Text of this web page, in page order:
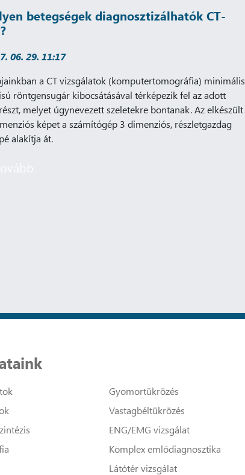
betegségek diagnosztizálhatók CT-
06. 29. 11:17
a CT vizsgálatok (komputertomográfia) minimális
röntgensugár kibocsátásával térképezik fel az adott
melyet úgynevezett szeletekre bontanak. Az elkészült
képet a számítógép 3 dimenziós, részletgazdag
alakítja át.
Gyomortükrözés
Vastagbéltükrözés
ENG/EMG vizsgálat
Komplex emlődiagnosztika
Látótér vizsgálat